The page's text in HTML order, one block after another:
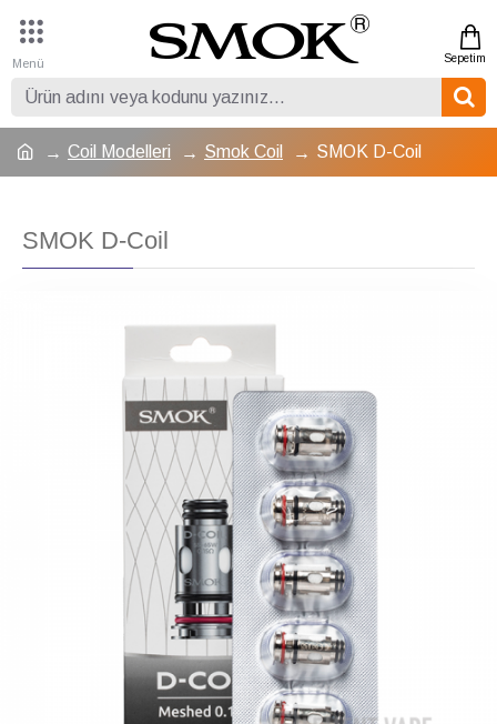
Coil Modelleri Smok Coil SMOK D-Coil
SMOK D-Coil